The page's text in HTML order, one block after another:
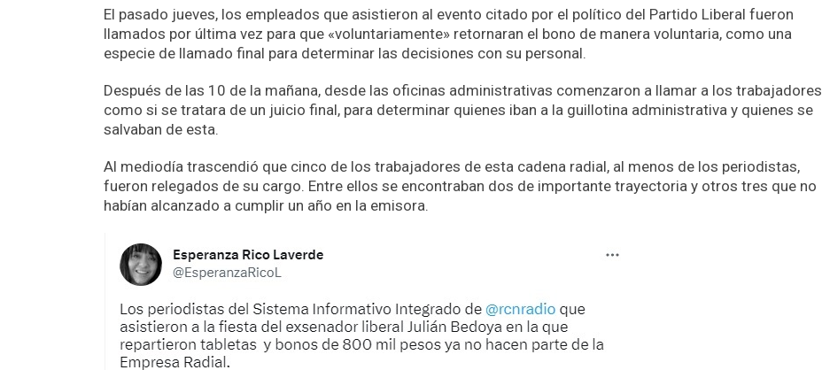
El pasado jueves, los empleados que asistieron al evento citado por el político del Partido Liberal fueron
llamados por última vez para que «voluntariamente» retornaran el bono de manera voluntaria, como una
especie de llamado final para determinar las decisiones con su personal.
Después de las 10 de la mañana, desde las oficinas administrativas comenzaron a llamar a los trabajadores
como si se tratara de un juicio final, para determinar quienes iban a la guillotina administrativa y quienes se
salvaban de esta.
Al mediodía trascendió que cinco de los trabajadores de esta cadena radial, al menos de los periodistas,
fueron relegados de su cargo. Entre ellos se encontraban dos de importante trayectoria y otros tres que no
habían alcanzado a cumplir un año en la emisora.